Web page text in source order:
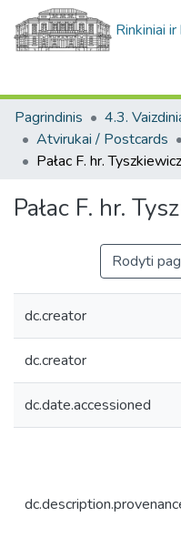
Rinkiniai
Pagrindinis
Atvirukai / Postcards
Pałac F. hr.
Pałac F. hr.
Rodyti
dc.creator
dc.creator
dc.date.accessioned